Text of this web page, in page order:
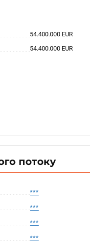
54.400.000 EUR
54.400.000 EUR
потоку
***
***
***
***